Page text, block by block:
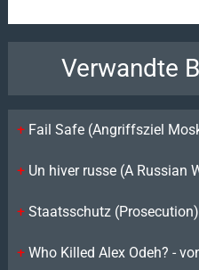
Verwandte
Fail Safe (Angriffsziel
Un hiver russe (A Russian
Staatsschutz
Who Killed Alex Odeh? -